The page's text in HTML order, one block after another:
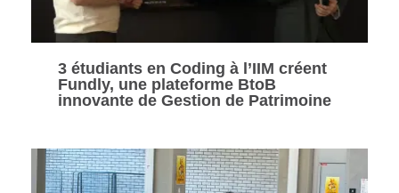
3 étudiants en Coding à l’IIM créent
Fundly, une plateforme BtoB
innovante de Gestion de Patrimoine